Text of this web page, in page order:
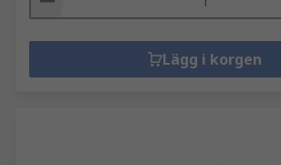
Lägg i korgen